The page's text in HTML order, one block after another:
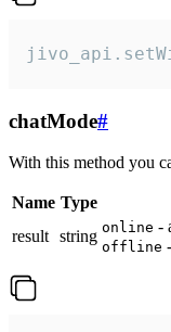
chatMode#
With this method you
Name Type
result string online -
offline